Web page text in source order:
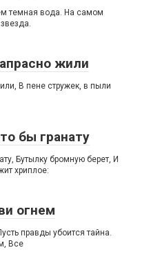
темная вода. На самом
жили
В пене стружек, в пыли
бы гранату
Бутылку бромную берет, И
хриплое:
огнем
правды убоится тайна.
Все